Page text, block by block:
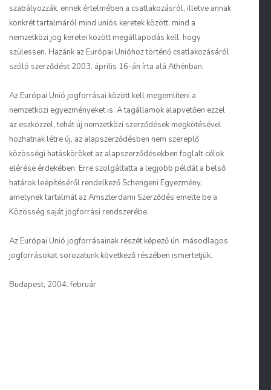
szabályozzák, ennek értelmében a csatlakozásról, illetve annak
konkrét tartalmáról mind uniós keretek között, mind a
nemzetközi jog keretei között megállapodás kell, hogy
szülessen. Hazánk az Európai Unióhoz történő csatlakozásáról
szóló szerződést 2003. április 16-án írta alá Athénban.
Az Európai Unió jogforrásai között kell megemlíteni a
nemzetközi egyezményeket is. A tagállamok alapvetően ezzel
az eszközzel, tehát új nemzetközi szerződések megkötésével
hozhatnak létre új, az alapszerződésben nem szereplő
közösségi hatásköröket az alapszerződésekben foglalt célok
elérése érdekében. Erre szolgáltatta a legjobb példát a belső
határok leépítéséről rendelkező Schengeni Egyezmény,
amelynek tartalmát az Amszterdami Szerződés emelte be a
Közösség saját jogforrási rendszerébe.
Az Európai Unió jogforrásainak részét képező ún. másodlagos
jogforrásokat sorozatunk következő részében ismertetjük.
Budapest, 2004. február